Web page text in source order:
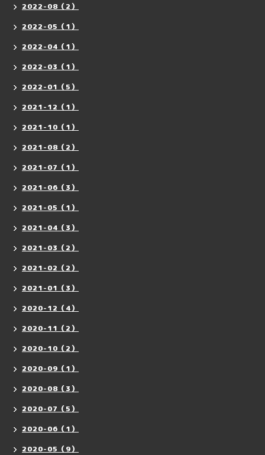
2022-08（2）
2022-05（1）
2022-04（1）
2022-03（1）
2022-01（5）
2021-12（1）
2021-10（1）
2021-08（2）
2021-07（1）
2021-06（3）
2021-05（1）
2021-04（3）
2021-03（2）
2021-02（2）
2021-01（3）
2020-12（4）
2020-11（2）
2020-10（2）
2020-09（1）
2020-08（3）
2020-07（5）
2020-06（1）
2020-05（9）